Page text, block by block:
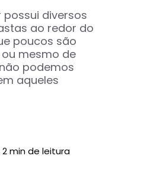
diversos
ao redor do
poucos são
mesmo de
podemos
aqueles